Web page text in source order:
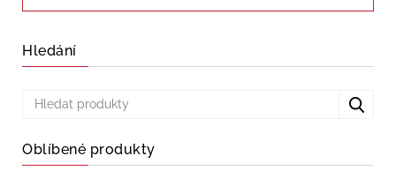
Hledání
Oblíbené produkty